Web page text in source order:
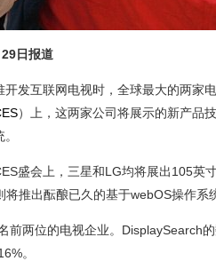
日报道
开发互联网电视时，全球最大的两家
）上，这两家公司将展示的新产品
盛会上，三星和LG均将展出105英
将推出酝酿已久的基于webOS操作系
前两位的电视企业。DisplaySearch
。